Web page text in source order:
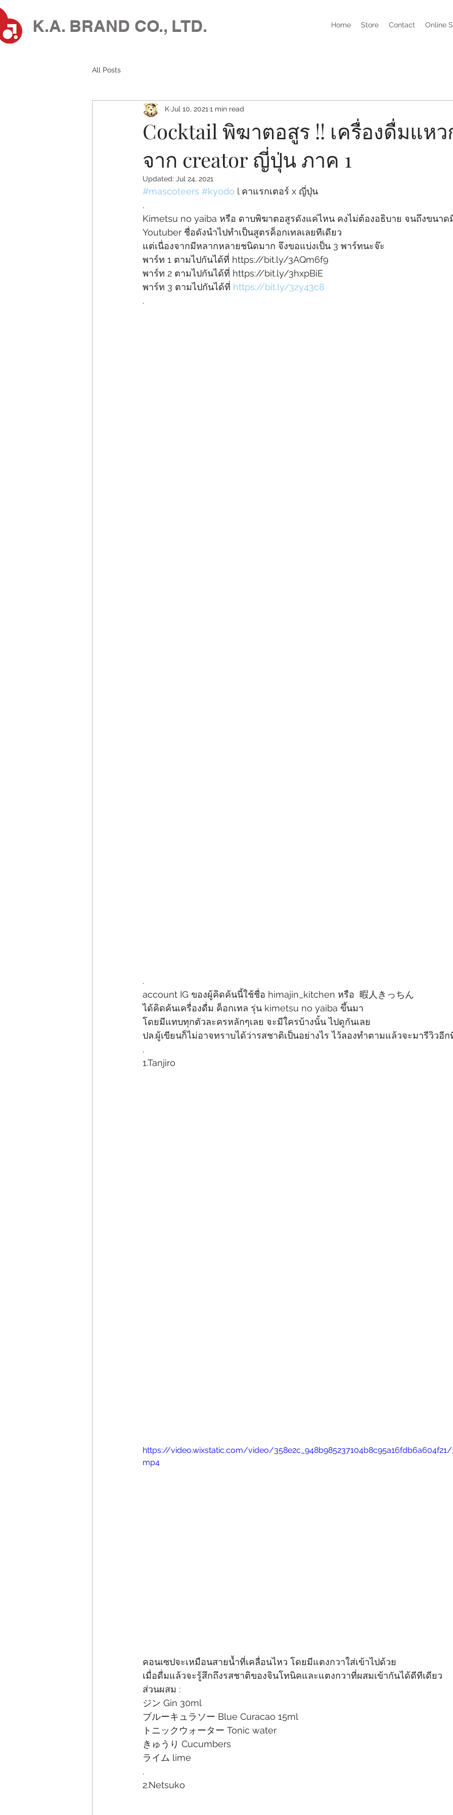
K.A. BRAND CO., LTD. Home Store Contact Online
All Posts
Cocktail พิฆาตอสูร !! เครื่องดื่มแห
จาก creator ญี่ปุ่น ภาค 1
K Jul 10, 2021 1 min read
Updated: Jul 24, 2021
#mascoteers #kyodo l คาแรกเตอร์ x ญี่ปุ่น
.
Kimetsu no yaiba หรือ ดาบพิฆาตอสูรดังแค่ไหน คงไม่ต้องอธิบาย จนถึงขนาด
Youtuber ชื่อดังนำไปทำเป็นสูตรค็อกเทลเลยทีเดียว
แต่เนื่องจากมีหลากหลายชนิดมาก จึงขอแบ่งเป็น 3 พาร์ทนะจ๊ะ
พาร์ท 1 ตามไปกันได้ที่ https://bit.ly/3AQm6f9
พาร์ท 2 ตามไปกันได้ที่ https://bit.ly/3hxpBiE
พาร์ท 3 ตามไปกันได้ที่ https://bit.ly/3zy43c8
.
.
account IG ของผู้คิดค้นนี้ใช้ชื่อ himajin_kitchen หรือ  暇人きっちん
ได้คิดค้นเครื่องดื่ม ค็อกเทล รุ่น kimetsu no yaiba ขึ้นมา
โดยมีแทบทุกตัวละครหลักๆเลย จะมีใครบ้างนั้น ไปดูกันเลย
ปล.ผู้เขียนก็ไม่อาจทราบได้ว่ารสชาติเป็นอย่างไร ไว้ลองทำตามแล้วจะมารีวิวอีก
.
1.Tanjiro
https://video.wixstatic.com/video/
mp4
คอนเซปจะเหมือนสายน้ำที่เคลื่อนไหว โดยมีแตงกวาใส่เข้าไปด้วย
เมื่อดื่มแล้วจะรู้สึกถึงรสชาติของจินโทนิคและแตงกวาที่ผสมเข้ากันได้ดีทีเดียว
ส่วนผสม :
ジン Gin 30ml﻿
ブルーキュラソー Blue Curacao 15ml﻿
トニックウォーター Tonic water﻿
きゅうり Cucumbers﻿
ライム lime﻿
.
2.Netsuko